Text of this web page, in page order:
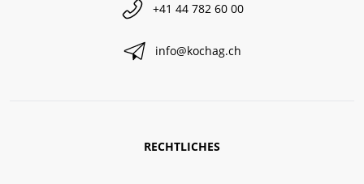
+41 44 782 60 00
info@kochag.ch
RECHTLICHES